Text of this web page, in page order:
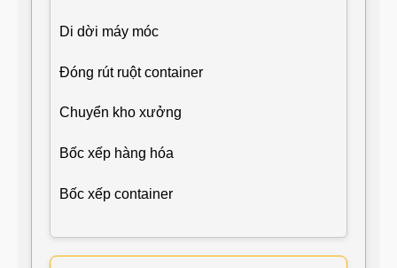
Di dời máy móc
Đóng rút ruột container
Chuyển kho xưởng
Bốc xếp hàng hóa
Bốc xếp container